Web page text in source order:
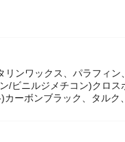
ンワックス、パラフィ
/ビニルジメチコン)クロ
ーボンブラック、タルク